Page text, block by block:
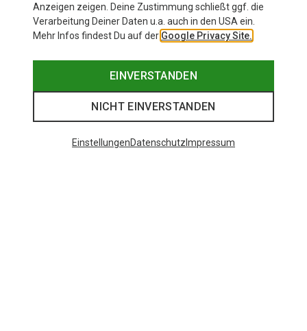
Anzeigen zeigen. Deine Zustimmung schließt ggf. die
Verarbeitung Deiner Daten u.a. auch in den USA ein.
Mehr Infos findest Du auf der Google Privacy Site.
EINVERSTANDEN
NICHT EINVERSTANDEN
EinstellungenDatenschutz Impressum